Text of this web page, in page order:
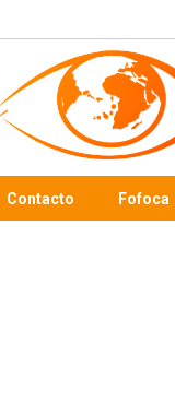
Contacto Fofoca